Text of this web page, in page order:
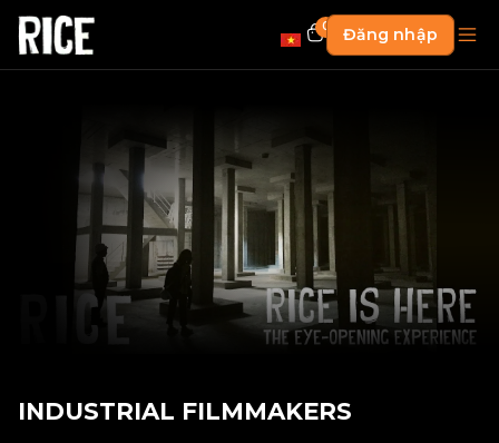
0 Đăng nhập
INDUSTRIAL FILMMAKERS